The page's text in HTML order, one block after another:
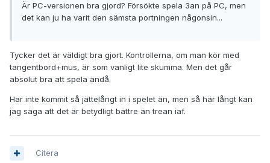
Är PC-versionen bra gjord? Försökte spela 3an på PC, men
det kan ju ha varit den sämsta portningen någonsin...
Tycker det är väldigt bra gjort. Kontrollerna, om man kör med
tangentbord+mus, är som vanligt lite skumma. Men det går
absolut bra att spela ändå.
Har inte kommit så jättelångt in i spelet än, men så här långt kan
jag säga att det är betydligt bättre än trean iaf.
Citera